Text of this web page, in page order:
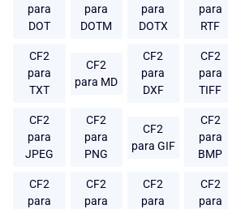
para
DOT
para
DOTM
para
DOTX
para
RTF
CF2
para
TXT
CF2
para MD
CF2
para
DXF
CF2
para
TIFF
CF2
para
JPEG
CF2
para
PNG
CF2
para GIF
CF2
para
BMP
CF2
para
CF2
para
CF2
para
CF2
para